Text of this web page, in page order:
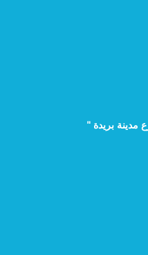
مدينة بريدة "